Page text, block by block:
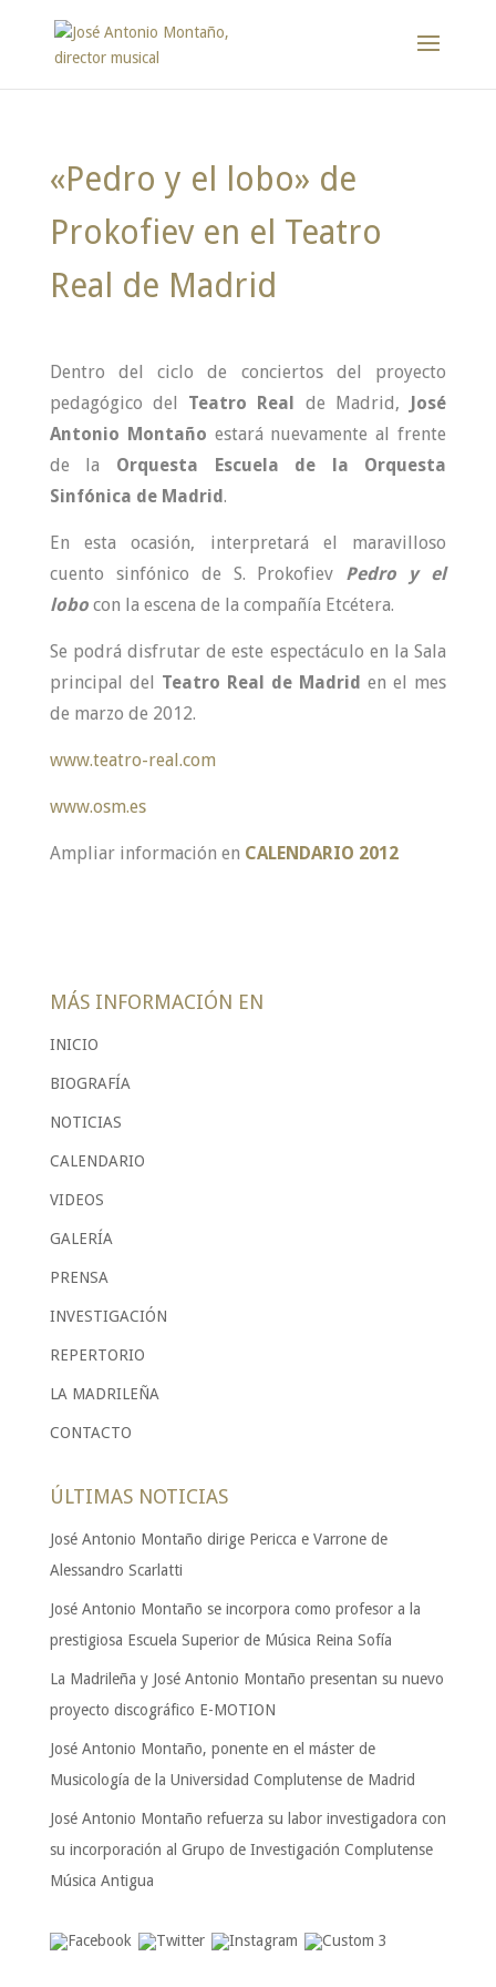
«Pedro y el lobo» de
Prokofiev en el Teatro
Real de Madrid
Dentro del ciclo de conciertos del proyecto
pedagógico del Teatro Real de Madrid, José
Antonio Montaño estará nuevamente al frente
de la Orquesta Escuela de la Orquesta
Sinfónica de Madrid.
En esta ocasión, interpretará el maravilloso
cuento sinfónico de S. Prokofiev Pedro y el
lobocon la escena de la compañía Etcétera.
Se podrá disfrutar de este espectáculo en la Sala
principal del Teatro Real de Madrid en el mes
de marzo de 2012.
www.teatro-real.com
www.osm.es
Ampliar información en CALENDARIO 2012
MÁS INFORMACIÓN EN
INICIO
BIOGRAFÍA
NOTICIAS
CALENDARIO
VIDEOS
GALERÍA
PRENSA
INVESTIGACIÓN
REPERTORIO
LA MADRILEÑA
CONTACTO
ÚLTIMAS NOTICIAS
José Antonio Montaño dirige Pericca e Varrone de
Alessandro Scarlatti
José Antonio Montaño se incorpora como profesor a la
prestigiosa Escuela Superior de Música Reina Sofía
La Madrileña y José Antonio Montaño presentan su nuevo
proyecto discográfico E-MOTION
José Antonio Montaño, ponente en el máster de
Musicología de la Universidad Complutense de Madrid
José Antonio Montaño refuerza su labor investigadora con
su incorporación al Grupo de Investigación Complutense
Música Antigua